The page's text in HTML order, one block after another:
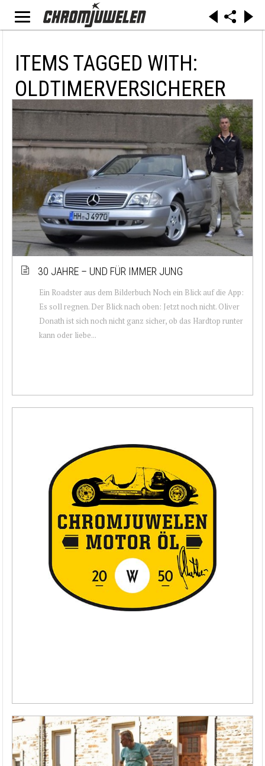
ITEMS TAGGED WITH:
OLDTIMERVERSICHERER
30 JAHRE – UND FÜR IMMER JUNG
Ein Roadster aus dem Bilderbuch Noch ein Blick auf die App:
Es soll regnen. Der Blick nach oben: Jetzt noch nicht. Oliver
Donath ist sich noch nicht ganz sicher, ob das Hardtop runter
kann oder liebe...